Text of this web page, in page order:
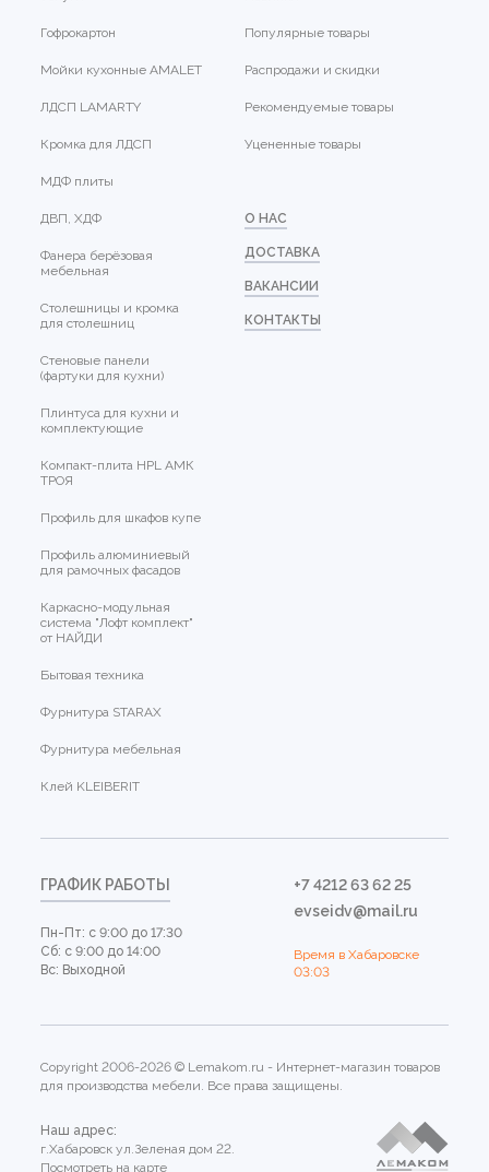
Гофрокартон
Мойки кухонные AMALET
ЛДСП LAMARTY
Кромка для ЛДСП
МДФ плиты
ДВП, ХДФ
Фанера берёзовая
мебельная
Столешницы и кромка
для столешниц
Стеновые панели
(фартуки для кухни)
Плинтуса для кухни и
комплектующие
Компакт-плита HPL АМК
ТРОЯ
Профиль для шкафов купе
Профиль алюминиевый
для рамочных фасадов
Каркасно-модульная
система "Лофт комплект"
от НАЙДИ
Бытовая техника
Фурнитура STARAX
Фурнитура мебельная
Клей KLEIBERIT
Популярные товары
Распродажи и скидки
Рекомендуемые товары
Уцененные товары
О НАС
ДОСТАВКА
ВАКАНСИИ
КОНТАКТЫ
ГРАФИК РАБОТЫ
Пн-Пт: с 9:00 до 17:30
Сб: с 9:00 до 14:00
Вс: Выходной
+7 4212 63 62 25
evseidv@mail.ru
Время в Хабаровске
03:03
Copyright 2006-2026 © Lemakom.ru - Интернет-магазин товаров
для производства мебели. Все права защищены.
Наш адрес:
г.Хабаровск ул.Зеленая дом 22.
Посмотреть на карте